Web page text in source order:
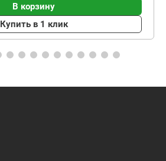
В корзину
Купить в 1 клик